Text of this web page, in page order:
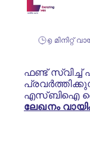
൭ മിനിറ്റ്
ഫണ്ട്
എസ്‌ബി‌ഐ
ലേഖനം